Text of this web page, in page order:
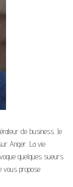
de business. Je
Anger. La vie
quelques sueurs
vous propose